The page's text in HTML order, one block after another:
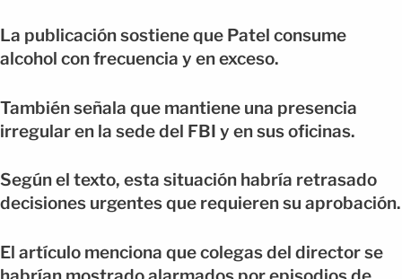
La publicación sostiene que Patel consume
alcohol con frecuencia y en exceso.
También señala que mantiene una presencia
irregular en la sede del FBI y en sus oficinas.
Según el texto, esta situación habría retrasado
decisiones urgentes que requieren su aprobación.
El artículo menciona que colegas del director se